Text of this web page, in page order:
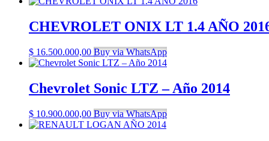
CHEVROLET ONIX LT 1.4 AÑO
$ 16.500.000,00 Buy via WhatsApp
Chevrolet Sonic LTZ – Año 2014
$ 10.900.000,00 Buy via WhatsApp